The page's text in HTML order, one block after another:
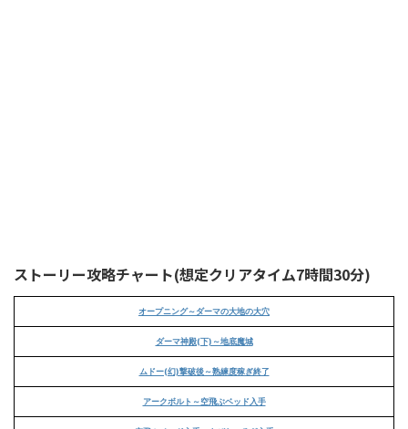
ストーリー攻略チャート(想定クリアタイム7時間30分)
オープニング～ダーマの大地の大穴
ダーマ神殿(下)～地底魔城
ムドー(幻)撃破後～熟練度稼ぎ終了
アークボルト～空飛ぶベッド入手